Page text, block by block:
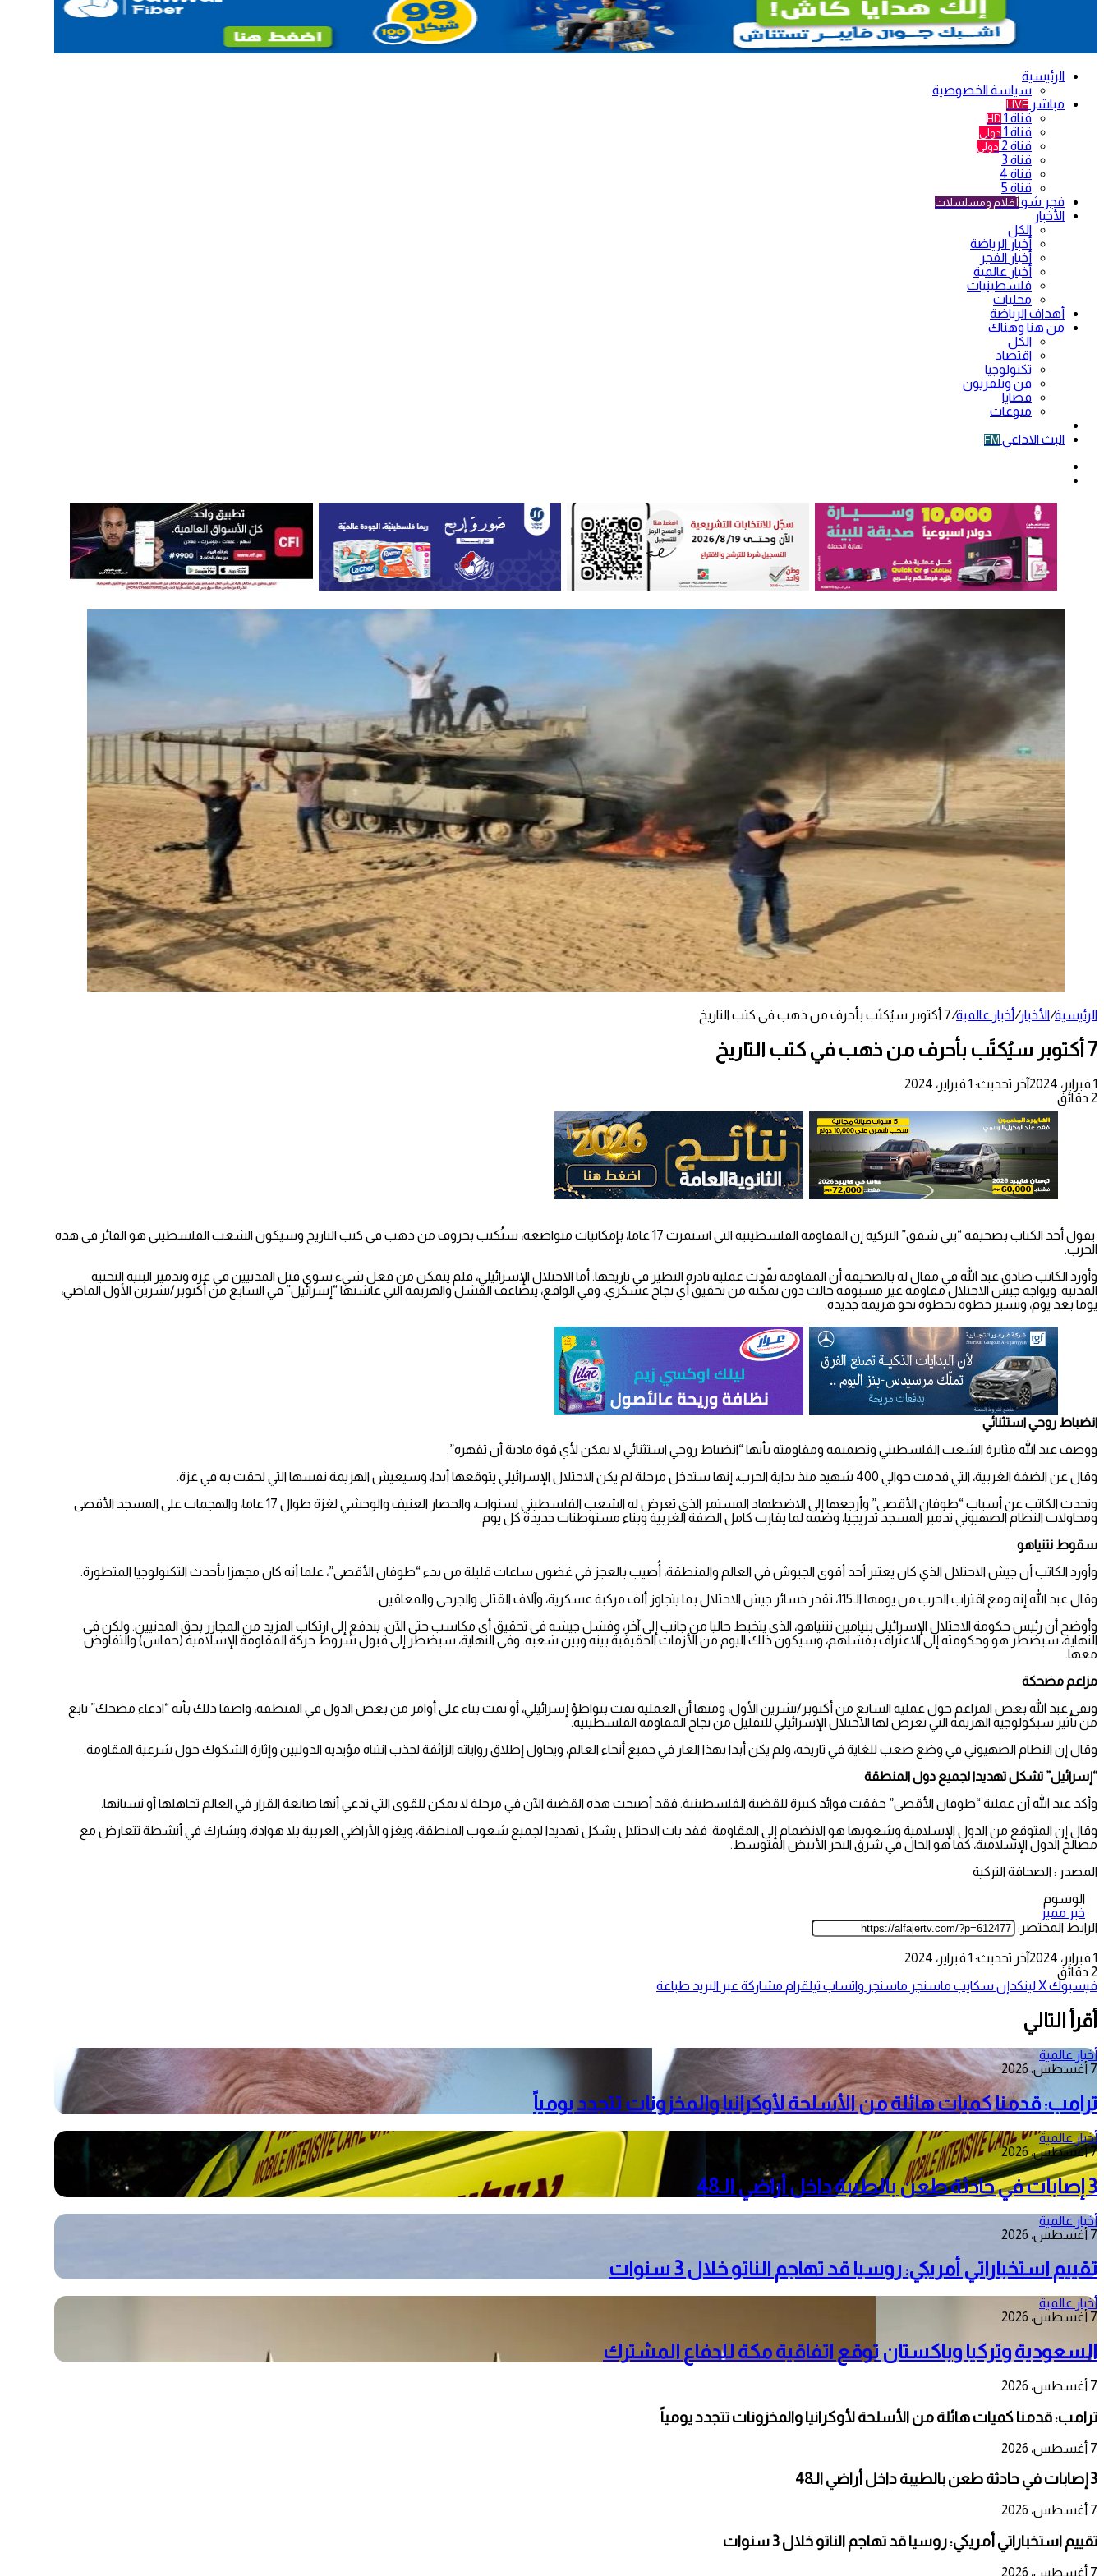
الرئيسية
سياسة الخصوصية
مباشر LIVE
قناة 1 HD
قناة 1 دولي
قناة 2 دولي
قناة 3
قناة 4
قناة 5
فجر شو أفلام ومسلسلات
الأخبار
الكل
أخبار الرياضة
أخبار الفجر
أخبار عالمية
فلسطينيات
محليات
أهداف الرياضة
من هنا وهناك
الكل
اقتصاد
تكنولوجيا
فن وتلفزيون
قضايا
منوعات
البث الاذاعي FM
الرئيسية/الأخبار/أخبار عالمية/7 أكتوبر سيُكتَب بأحرف من ذهب في كتب التاريخ
7 أكتوبر سيُكتَب بأحرف من ذهب في كتب التاريخ
1 فبراير، 2024
آخر تحديث: 1 فبراير، 2024
2 دقائق
يقول أحد الكتاب بصحيفة “يني شفق” التركية إن المقاومة الفلسطينية التي استمرت 17 عاما، بإمكانيات متواضعة، ستُكتب بحروف من ذهب في كتب التاريخ وسيكون الشعب الفلسطيني هو الفائز في هذه
الحرب.
وأورد الكاتب صادق عبد الله في مقال له بالصحيفة أن المقاومة نفّذت عملية نادرة النظير في تاريخها. أما الاحتلال الإسرائيلي، فلم يتمكن من فعل شيء سوى قتل المدنيين في غزة وتدمير البنية التحتية
المدنية. ويواجه جيش الاحتلال مقاومة غير مسبوقة حالت دون تمكّنه من تحقيق أي نجاح عسكري. وفي الواقع، يتضاعف الفشل والهزيمة التي عاشتها “إسرائيل” في السابع من أكتوبر/تشرين الأول الماضي،
يوما بعد يوم، وتسير خطوة بخطوة نحو هزيمة جديدة.
انضباط روحي استثنائي
ووصف عبد الله مثابرة الشعب الفلسطيني وتصميمه ومقاومته بأنها “انضباط روحي استثنائي لا يمكن لأي قوة مادية أن تقهره”.
وقال عن الضفة الغربية، التي قدمت حوالي 400 شهيد منذ بداية الحرب، إنها ستدخل مرحلة لم يكن الاحتلال الإسرائيلي يتوقعها أبدا، وسيعيش الهزيمة نفسها التي لحقت به في غزة.
وتحدث الكاتب عن أسباب “طوفان الأقصى” وأرجعها إلى الاضطهاد المستمر الذي تعرض له الشعب الفلسطيني لسنوات، والحصار العنيف والوحشي لغزة طوال 17 عاما، والهجمات على المسجد الأقصى
ومحاولات النظام الصهيوني تدمير المسجد تدريجيا، وضمه لما يقارب كامل الضفة الغربية وبناء مستوطنات جديدة كل يوم.
سقوط نتنياهو
وأورد الكاتب أن جيش الاحتلال الذي كان يعتبر أحد أقوى الجيوش في العالم والمنطقة، أُصيب بالعجز في غضون ساعات قليلة من بدء “طوفان الأقصى”، علما أنه كان مجهزا بأحدث التكنولوجيا المتطورة.
وقال عبد الله إنه ومع اقتراب الحرب من يومها الـ115، تقدر خسائر جيش الاحتلال بما يتجاوز ألف مركبة عسكرية، وآلاف القتلى والجرحى والمعاقين.
وأوضح أن رئيس حكومة الاحتلال الإسرائيلي بنيامين نتنياهو، الذي يتخبط حاليا من جانب إلى آخر، وفشل جيشه في تحقيق أي مكاسب حتى الآن، يندفع إلى ارتكاب المزيد من المجازر بحق المدنيين. ولكن في
النهاية، سيضطر هو وحكومته إلى الاعتراف بفشلهم، وسيكون ذلك اليوم من الأزمات الحقيقية بينه وبين شعبه. وفي النهاية، سيضطر إلى قبول شروط حركة المقاومة الإسلامية (حماس) والتفاوض
معها.
مزاعم مضحكة
ونفى عبد الله بعض المزاعم حول عملية السابع من أكتوبر/تشرين الأول، ومنها أن العملية تمت بتواطؤ إسرائيلي، أو تمت بناء على أوامر من بعض الدول في المنطقة، واصفا ذلك بأنه “ادعاء مضحك” نابع
من تأثير سيكولوجية الهزيمة التي تعرض لها الاحتلال الإسرائيلي للتقليل من نجاح المقاومة الفلسطينية.
وقال إن النظام الصهيوني في وضع صعب للغاية في تاريخه، ولم يكن أبدا بهذا العار في جميع أنحاء العالم، ويحاول إطلاق رواياته الزائفة لجذب انتباه مؤيديه الدوليين وإثارة الشكوك حول شرعية المقاومة.
“إسرائيل” تشكل تهديدا لجميع دول المنطقة
وأكد عبد الله أن عملية “طوفان الأقصى” حققت فوائد كبيرة للقضية الفلسطينية. فقد أصبحت هذه القضية الآن في مرحلة لا يمكن للقوى التي تدعي أنها صانعة القرار في العالم تجاهلها أو نسيانها.
وقال إن المتوقع من الدول الإسلامية وشعوبها هو الانضمام إلى المقاومة. فقد بات الاحتلال يشكل تهديدا لجميع شعوب المنطقة، ويغزو الأراضي العربية بلا هوادة، ويشارك في أنشطة تتعارض مع
مصالح الدول الإسلامية، كما هو الحال في شرق البحر الأبيض المتوسط.
المصدر : الصحافة التركية
الوسوم
خبر مميز
الرابط المختصر:
1 فبراير، 2024
آخر تحديث: 1 فبراير، 2024
2 دقائق
فيسبوك‫Xلينكدإن سكايب ماسنجر ماسنجر واتساب تيلقرام مشاركة عبر البريد طباعة
أقرأ التالي
أخبار عالمية
7 أغسطس، 2026
ترامب: قدمنا كميات هائلة من الأسلحة لأوكرانيا والمخزونات تتجدد يومياً
أخبار عالمية
7 أغسطس، 2026
3 إصابات في حادثة طعن بالطيبة داخل أراضي الـ48
أخبار عالمية
7 أغسطس، 2026
تقييم استخباراتي أمريكي: روسيا قد تهاجم الناتو خلال 3 سنوات
أخبار عالمية
7 أغسطس، 2026
السعودية وتركيا وباكستان توقع اتفاقية مكة للدفاع المشترك
7 أغسطس، 2026
ترامب: قدمنا كميات هائلة من الأسلحة لأوكرانيا والمخزونات تتجدد يومياً
7 أغسطس، 2026
3 إصابات في حادثة طعن بالطيبة داخل أراضي الـ48
7 أغسطس، 2026
تقييم استخباراتي أمريكي: روسيا قد تهاجم الناتو خلال 3 سنوات
7 أغسطس، 2026